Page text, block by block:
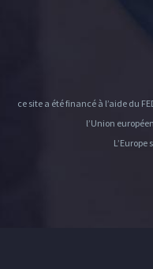
ce site a été financé à l’aide du
l’Union
L’Europe